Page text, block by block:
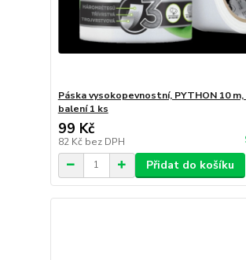
Páska vysokopevnostní, PYTHON 10 m,
balení 1 ks
99 Kč
82 Kč bez DPH
Přidat do košíku